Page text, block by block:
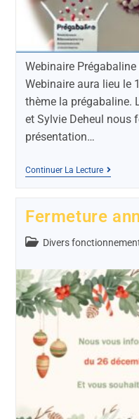
Webinaire
Webinaire aura lieu le
thème la prégabaline.
et Sylvie Deheul nous
présentation…
Continuer La Lecture
Fermeture
Divers